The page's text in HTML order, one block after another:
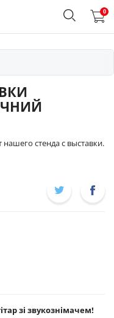
0
стенда с выставки.
зі звукознімачем!